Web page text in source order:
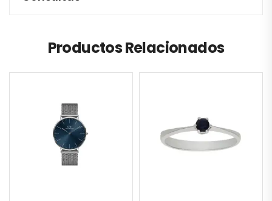
Productos Relacionados